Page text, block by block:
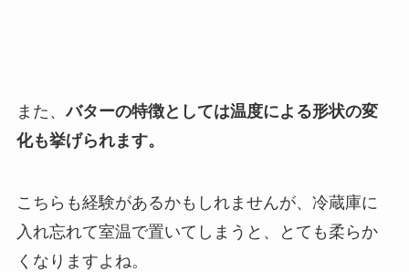
また、バターの特徴としては温度による形状の変
化も挙げられます。
こちらも経験があるかもしれませんが、冷蔵庫に
入れ忘れて室温で置いてしまうと、とても柔らか
くなりますよね。